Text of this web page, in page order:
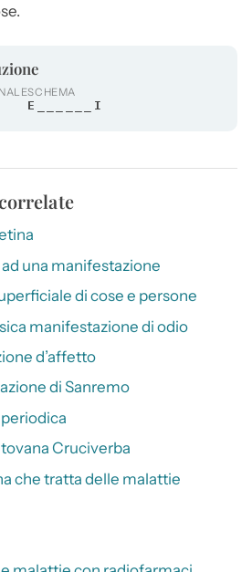
SCHEMA
E______I
una manifestazione
di cose e persone
manifestazione di odio
d’affetto
di Sanremo
Cruciverba
che tratta delle malattie